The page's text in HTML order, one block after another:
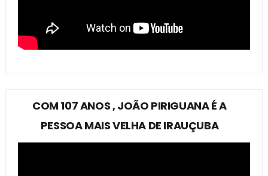
COM 107 ANOS , JOÃO PIRIGUANA É A
PESSOA MAIS VELHA DE IRAUÇUBA